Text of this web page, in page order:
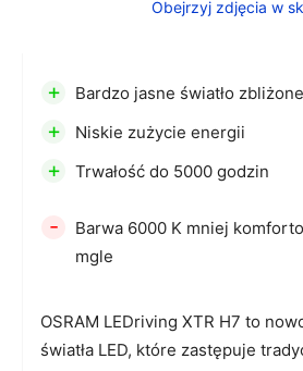
Obejrzyj zdjęcia w
OSRAM LEDriving XTR H7 to
światła LED, które zastępuje
+ Bardzo jasne światło
+ Niskie zużycie energii
+ Trwałość do 5000 godzin
-
Barwa 6000 K mniej
mgle